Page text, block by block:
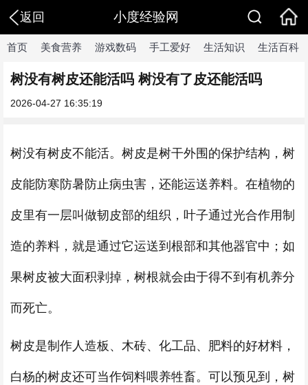
返回 小度经验网
首页 美食营养 游戏数码 手工爱好 生活知识 生活百科
树没有树皮还能活吗 树没有了皮还能活吗
2026-04-27 16:35:19
树没有树皮不能活。树皮是树干外围的保护结构，树
皮能防寒防暑防止病虫害，还能运送养料。在植物的
皮里有一层叫做韧皮部的组织，叶子通过光合作用制
造的养料，就是通过它运送到根部和其他器官中；如
果树皮被大面积剥掉，树根就会由于得不到有机养分
而死亡。
树皮是制作人造板、木砖、化工品、肥料的好材料，
白杨的树皮还可当作饲料喂养牲畜。可以预见到，树